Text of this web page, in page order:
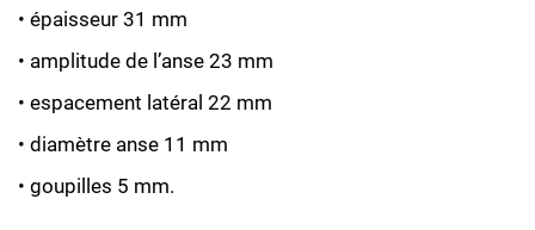
• épaisseur 31 mm
• amplitude de l’anse 23 mm
• espacement latéral 22 mm
• diamètre anse 11 mm
• goupilles 5 mm.